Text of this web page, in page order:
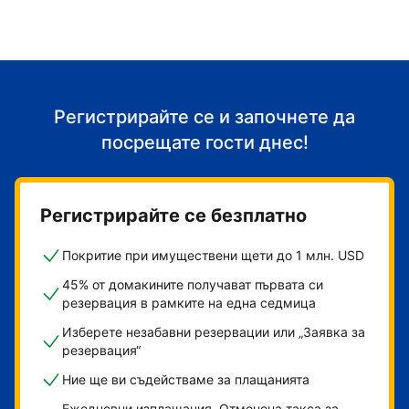
Регистрирайте се и започнете да
посрещате гости днес!
Регистрирайте се безплатно
Покритие при имуществени щети до 1 млн. USD
45% от домакините получават първата си
резервация в рамките на една седмица
Изберете незабавни резервации или „Заявка за
резервация“
Ние ще ви съдействаме за плащанията